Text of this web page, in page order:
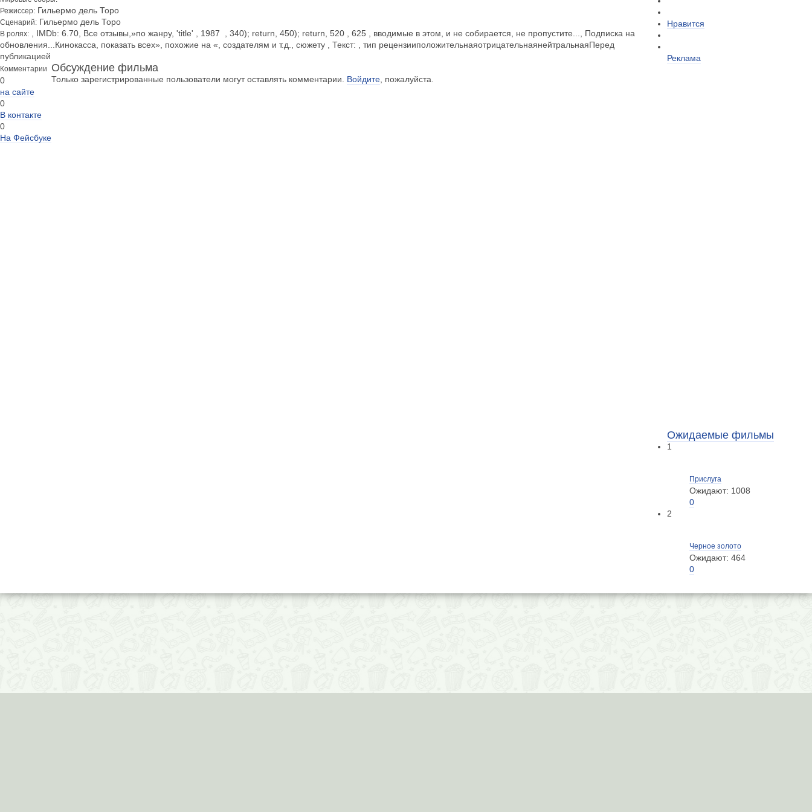
Режиссер: Гильермо дель Торо
Сценарий: Гильермо дель Торо
В ролях:
, IMDb: 6.70, Все отзывы,»по жанру, 'title' , 1987 , 340); return, 450); return, 520 , 625 , вводимые в этом, и не собирается, не пропустите..., Подписка на
обновления...Кинокасса, показать всех», похожие на «, создателям и т.д., сюжету , Текст: , тип рецензииположительнаяотрицательнаянейтральнаяПеред
публикацией
Комментарии
0
на сайте
0
В контакте
0
На Фейсбуке
Обсуждение фильма
Только зарегистрированные пользователи могут оставлять комментарии. Войдите , пожалуйста.
Нравится
Реклама
Ожидаемые фильмы
1
Прислуга
Ожидают: 1008
0
2
Черное золото
Ожидают: 464
0